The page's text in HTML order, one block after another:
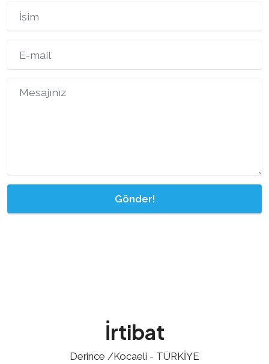
Gönder!
İrtibat
Derince /Kocaeli - TÜRKİYE